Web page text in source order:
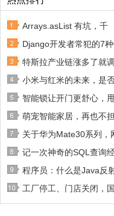
Arrays.asList 有坑，千
Django开发者常犯的7
特斯拉产业链涨多了就
小米与红米的未来，是
智能锁让开门更舒心，
萌宠智能家居，再也不
关于华为Mate30系列，
记一次神奇的SQL查询
程序员：什么是Java反
工厂停工、门店关闭，